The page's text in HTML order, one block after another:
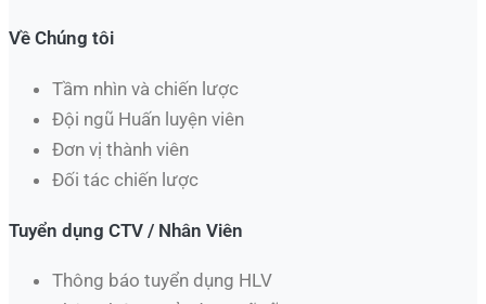
Về Chúng tôi
Tầm nhìn và chiến lược
Đội ngũ Huấn luyện viên
Đơn vị thành viên
Đối tác chiến lược
Tuyển dụng CTV / Nhân Viên
Thông báo tuyển dụng HLV